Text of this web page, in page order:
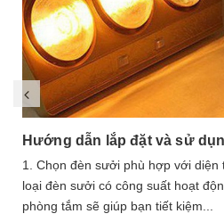
Hướng dẫn lắp đặt và sử
1. Chọn đèn sưởi phù hợp với
loại đèn sưởi có công suất hoạt
phòng tắm sẽ giúp bạn tiết kiệm...